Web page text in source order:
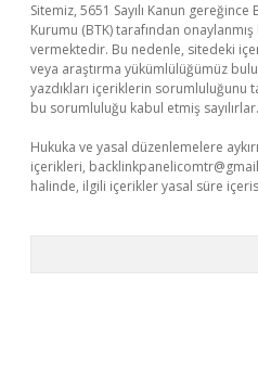
Sitemiz, 5651 Sayılı Kanun
Kurumu (BTK) tarafından
vermektedir. Bu nedenle, sitedeki
veya araştırma yükümlülüğümüz
yazdıkları içeriklerin sorumluluğunu
bu sorumluluğu kabul etmiş sayılırlar.
Hukuka ve yasal düzenlemelere
içerikleri,
halinde, ilgili içerikler yasal süre